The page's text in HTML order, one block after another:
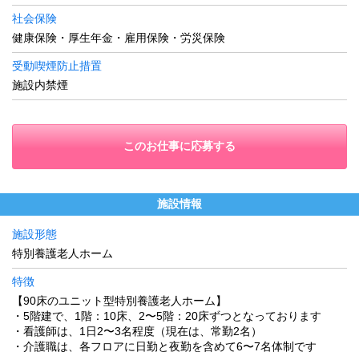
社会保険
健康保険・厚生年金・雇用保険・労災保険
受動喫煙防止措置
施設内禁煙
このお仕事に応募する
施設情報
施設形態
特別養護老人ホーム
特徴
【90床のユニット型特別養護老人ホーム】
・5階建で、1階：10床、2〜5階：20床ずつとなっております
・看護師は、1日2〜3名程度（現在は、常勤2名）
・介護職は、各フロアに日勤と夜勤を含めて6〜7名体制です